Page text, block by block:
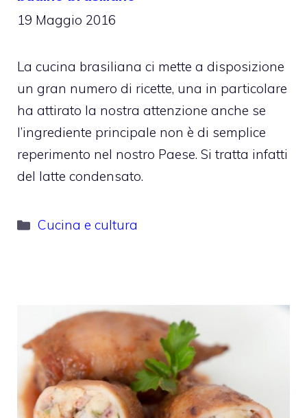
19 Maggio 2016
La cucina brasiliana ci mette a disposizione
un gran numero di ricette, una in particolare
ha attirato la nostra attenzione anche se
l’ingrediente principale non è di semplice
reperimento nel nostro Paese. Si tratta infatti
del latte condensato.
Categorie
Cucina e cultura